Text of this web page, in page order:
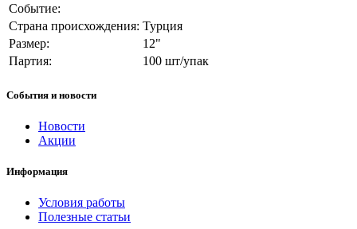
Событие:
Страна происхождения: Турция
Размер:
12"
Партия:
100 шт/упак
События и новости
Новости
Акции
Информация
Условия работы
Полезные статьи